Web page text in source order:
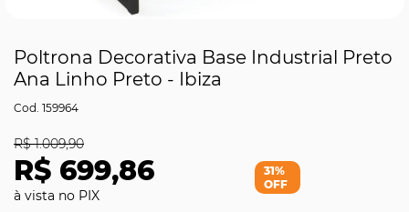
Poltrona Decorativa Base Industrial Preto
Ana Linho Preto - Ibiza
159964
R$ 699,86
R$ 1.009,90
31%
OFF